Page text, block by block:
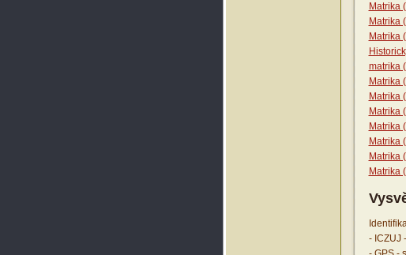
Matrika
Matrika
Matrika
matrika
Matrika
Matrika
Matrika
Matrika
Matrika
Matrika
Matrika
- ICZUJ